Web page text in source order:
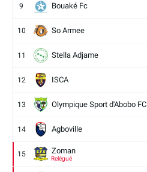
9 Bouaké Fc
10 So Armee
11 Stella Adjame
12 ISCA
13 Olympique Sport d'Abobo FC
14 Agboville
15 Zoman
Relégué